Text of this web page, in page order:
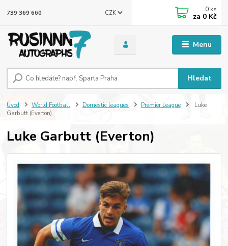
Menu
CZK
Hledat
739 369 660 0 ks
za 0 Kč
Úvod World Football Domestic leagues Premier League
Luke
Garbutt (Everton)
Luke Garbutt (Everton)